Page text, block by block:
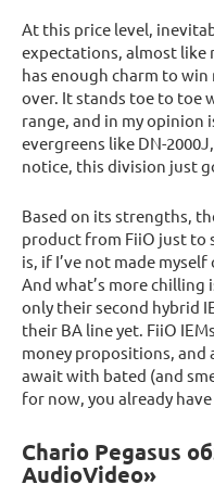
At this price level,
expectations, almost like
has enough charm to win
over. It stands toe to toe
range, and in my opinion
evergreens like DN-
notice, this division just
Based on its strengths,
product from FiiO just to
is, if I’ve not made
And what’s more chilling
only their second hybrid
their BA line yet. FiiO
money propositions, and
await with bated (and
for now, you already
Chario Pegasus
AudioVideo»